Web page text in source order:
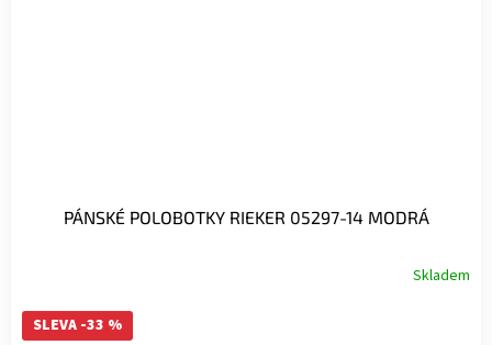
PÁNSKÉ POLOBOTKY RIEKER 05297-14 MODRÁ
Skladem
SLEVA -33 %